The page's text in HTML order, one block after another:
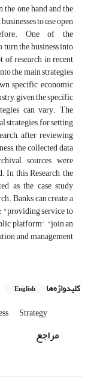
one hand and the
to use open
One of the
the business into
of research in recent
the main strategies
specific economic
given the specific
can vary. The
strategies for setting
after reviewing
the collected data
sources were
In this Research, the
as the case study
Banks can create a
"providing service to
platform", "join an
and management
کلیدواژه‌ها English
Strategy
مراجع